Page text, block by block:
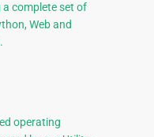
complete set of
Web and
operating